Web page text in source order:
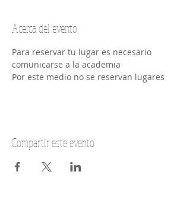
Acerca del evento
Para reservar tu lugar es necesario
comunicarse a la academia
Por este medio no se reservan lugares
Compartir este evento